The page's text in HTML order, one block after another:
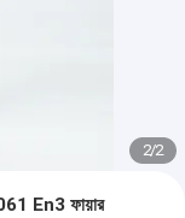
2/2
En3 ফায়ার